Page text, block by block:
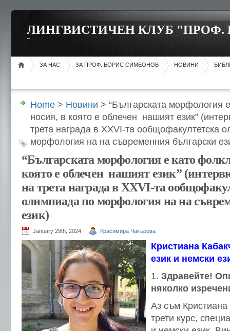
ЛИНГВИСТИЧЕН КЛУБ
ЗА НАС ЗА ПРОФ. БОРИС СИМЕОНОВ НОВИНИ
Home > Новини > “Българската морфология
носия, в която е облечен нашият език”
трета награда в XXVI-та ообщофакултетска
морфология на на съвременния български
“Българската морфология е като
която е облечен нашият език”
на трета награда в XXVI-та
олимпиада по морфология на на
език)
January 29th, 2024 Красимира Чакърова
Кристиана
език и немски
Здравейте!
няколко
Аз съм
трети курс,